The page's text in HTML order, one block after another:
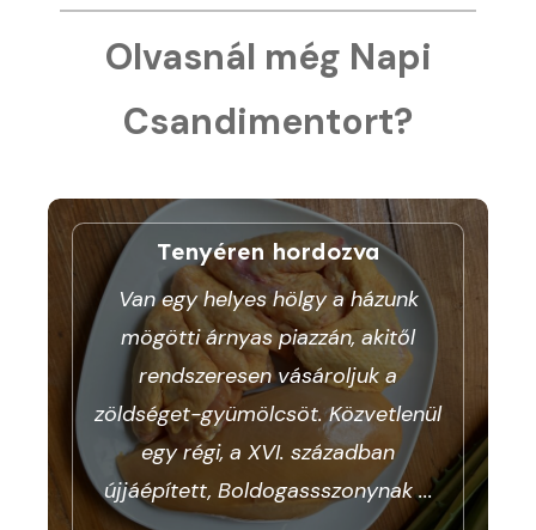
Olvasnál még Napi
Csandimentort?
Tenyéren hordozva
Van egy helyes hölgy a házunk
mögötti árnyas piazzán, akitől
rendszeresen vásároljuk a
zöldséget-gyümölcsöt. Közvetlenül
egy régi, a XVI. században
újjáépített, Boldogassszonynak...